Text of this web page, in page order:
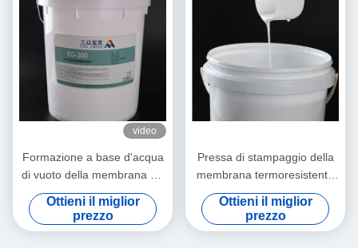
video
Formazione a base d'acqua
di vuoto della membrana 3D
del PVC di PUD Dispersione
di poliuretano della colla di
legno
Ottieni il miglior
prezzo
Pressa di stampaggio della
membrana termoresistente
di PUD Dispersione di
poliuretano For Vacuum
Ottieni il miglior
prezzo